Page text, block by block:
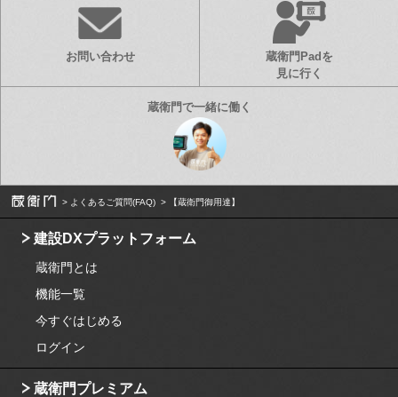
お問い合わせ
蔵衛門Padを
見に行く
よくあるご質問(FAQ) 【蔵衛門御用達】
建設DXプラットフォーム
蔵衛門とは
機能一覧
今すぐはじめる
ログイン
蔵衛門プレミアム